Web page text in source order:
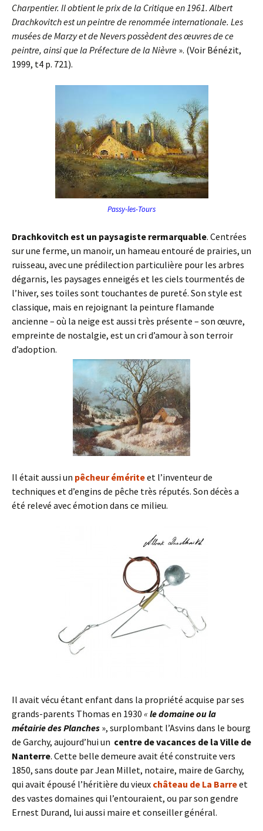
Charpentier. Il obtient le prix de la Critique en 1961. Albert
Drachkovitch est un peintre de renommée internationale. Les
musées de Marzy et de Nevers possèdent des œuvres de ce
peintre, ainsi que la Préfecture de la Nièvre ». (Voir Bénézit,
1999, t4 p. 721).
Passy-les-Tours
Drachkovitch est un paysagiste rermarquable. Centrées
sur une ferme, un manoir, un hameau entouré de prairies, un
ruisseau, avec une prédilection particulière pour les arbres
dégarnis, les paysages enneigés et les ciels tourmentés de
l’hiver, ses toiles sont touchantes de pureté. Son style est
classique, mais en rejoignant la peinture flamande
ancienne – où la neige est aussi très présente – son œuvre,
empreinte de nostalgie, est un cri d’amour à son terroir
d’adoption.
Il était aussi un pêcheur émériteet l’inventeur de
techniques et d’engins de pêche très réputés. Son décès a
été relevé avec émotion dans ce milieu.
Il avait vécu étant enfant dans la propriété acquise par ses
grands-parents Thomas en 1930 «le domaine ou la
métairie des Planches », surplombant l’Asvins dans le bourg
de Garchy, aujourd’hui un centre de vacances de la Ville de
Nanterre. Cette belle demeure avait été construite vers
1850, sans doute par Jean Millet, notaire, maire de Garchy,
qui avait épousé l’héritière du vieux château de La Barreet
des vastes domaines qui l’entouraient, ou par son gendre
Ernest Durand, lui aussi maire et conseiller général.